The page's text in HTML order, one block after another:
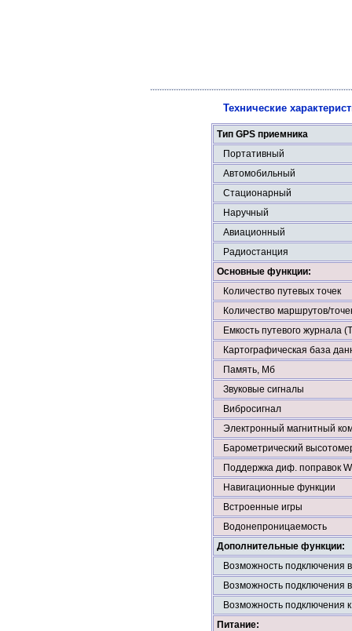
Технические
Тип GPS приемника
Портативный
Автомобильный
Стационарный
Наручный
Авиационный
Радиостанция
Основные функции:
Количество путевых точек
Количество маршрутов/
Емкость путевого журнала
Картографическая база
Память, Мб
Звуковые сигналы
Вибросигнал
Электронный магнитный
Барометрический
Поддержка диф. поправок
Навигационные функции
Встроенные игры
Водонепроницаемость
Дополнительные функции:
Возможность подключения
Возможность подключения
Возможность подключения
Питание: